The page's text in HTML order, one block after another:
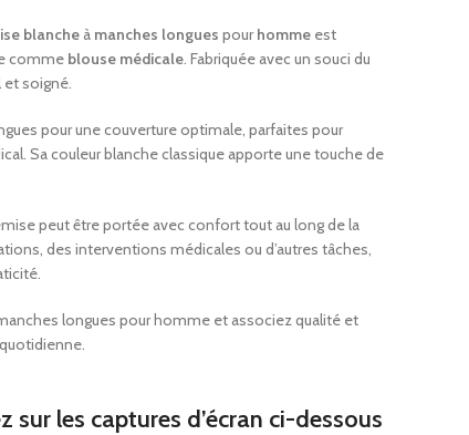
blanche à manches longues pourhomme est
comme blouse médicale. Fabriquée avec un souci du
soigné.
pour une couverture optimale, parfaites pour
Sa couleur blanche classique apporte une touche de
peut être portée avec confort tout au long de la
des interventions médicales ou d’autres tâches,
longues pour homme et associez qualité et
sur les captures d’écran ci-dessous